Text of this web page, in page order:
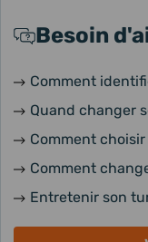
Besoin
Comment
Quand changer
Comment
Comment
Entretenir son